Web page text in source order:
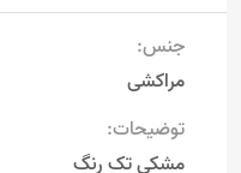
جنس:
مراکشی
توضیحات:
مشکی تک رنگ